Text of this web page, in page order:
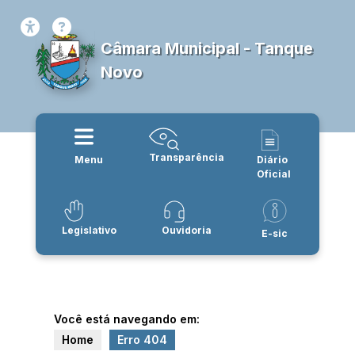
Câmara Municipal - Tanque
Novo
Menu Transparência
Diário
Oficial
Legislativo Ouvidoria E-sic
Você está navegando em:
Home
Erro 404